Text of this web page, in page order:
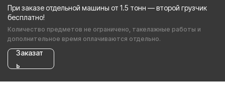
При заказе отдельной машины от 1.5 тонн — второй грузчик
бесплатно!
Количество предметов не ограничено, такелажные работы и
дополнительное время оплачиваются отдельно.
Заказат
ь